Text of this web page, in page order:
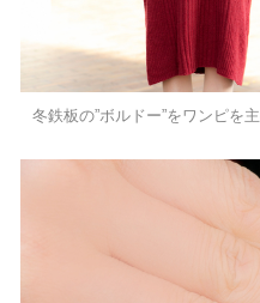
冬鉄板の”ボルドー”をワンピを